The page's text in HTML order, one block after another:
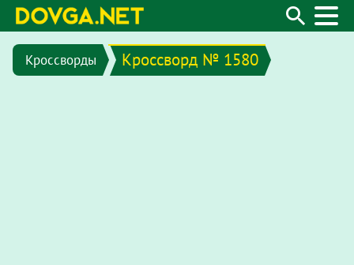
Кроссворды Кроссворд № 1580